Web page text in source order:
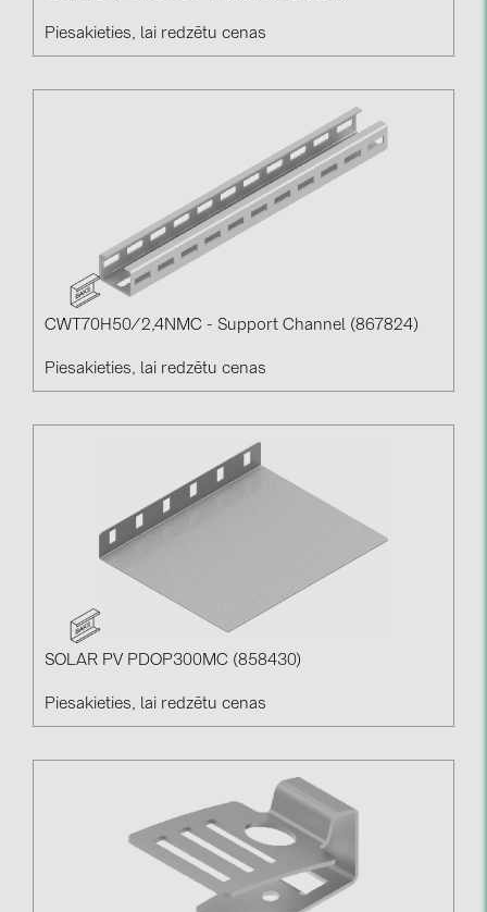
Piesakieties, lai redzētu cenas
CWT70H50/2,4NMC - Support Channel (867824)
Piesakieties, lai redzētu cenas
SOLAR PV PDOP300MC (858430)
Piesakieties, lai redzētu cenas